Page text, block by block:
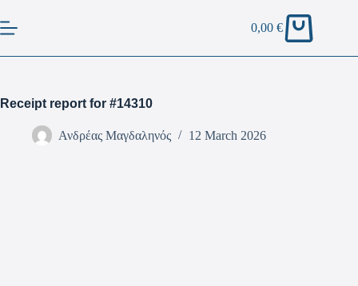
0,00€
Receipt report for #14310
Ανδρέας Μαγδαληνός 12 March 2026